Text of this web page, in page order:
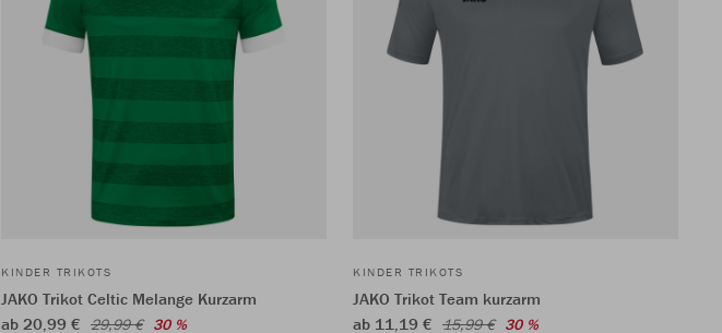
KINDER TRIKOTS
JAKO Trikot Celtic Melange Kurzarm
ab 20,99 € 29,99 € 30 %
KINDER TRIKOTS
JAKO Trikot Team kurzarm
ab 11,19 € 15,99 € 30 %